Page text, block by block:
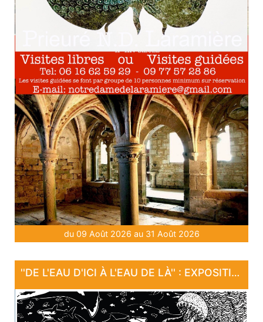
du 09 Août 2026 au 31 Août 2026
''DE L'EAU D'ICI À L'EAU DE LÀ'' : EXPOSITION "SANCTUAIRE"